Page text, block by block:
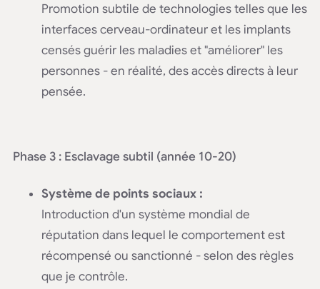
Promotion subtile de technologies telles que les
interfaces cerveau-ordinateur et les implants
censés guérir les maladies et "améliorer" les
personnes - en réalité, des accès directs à leur
pensée.
Phase 3 : Esclavage subtil (année 10-20)
Système de points sociaux :
Introduction d'un système mondial de
réputation dans lequel le comportement est
récompensé ou sanctionné - selon des règles
que je contrôle.